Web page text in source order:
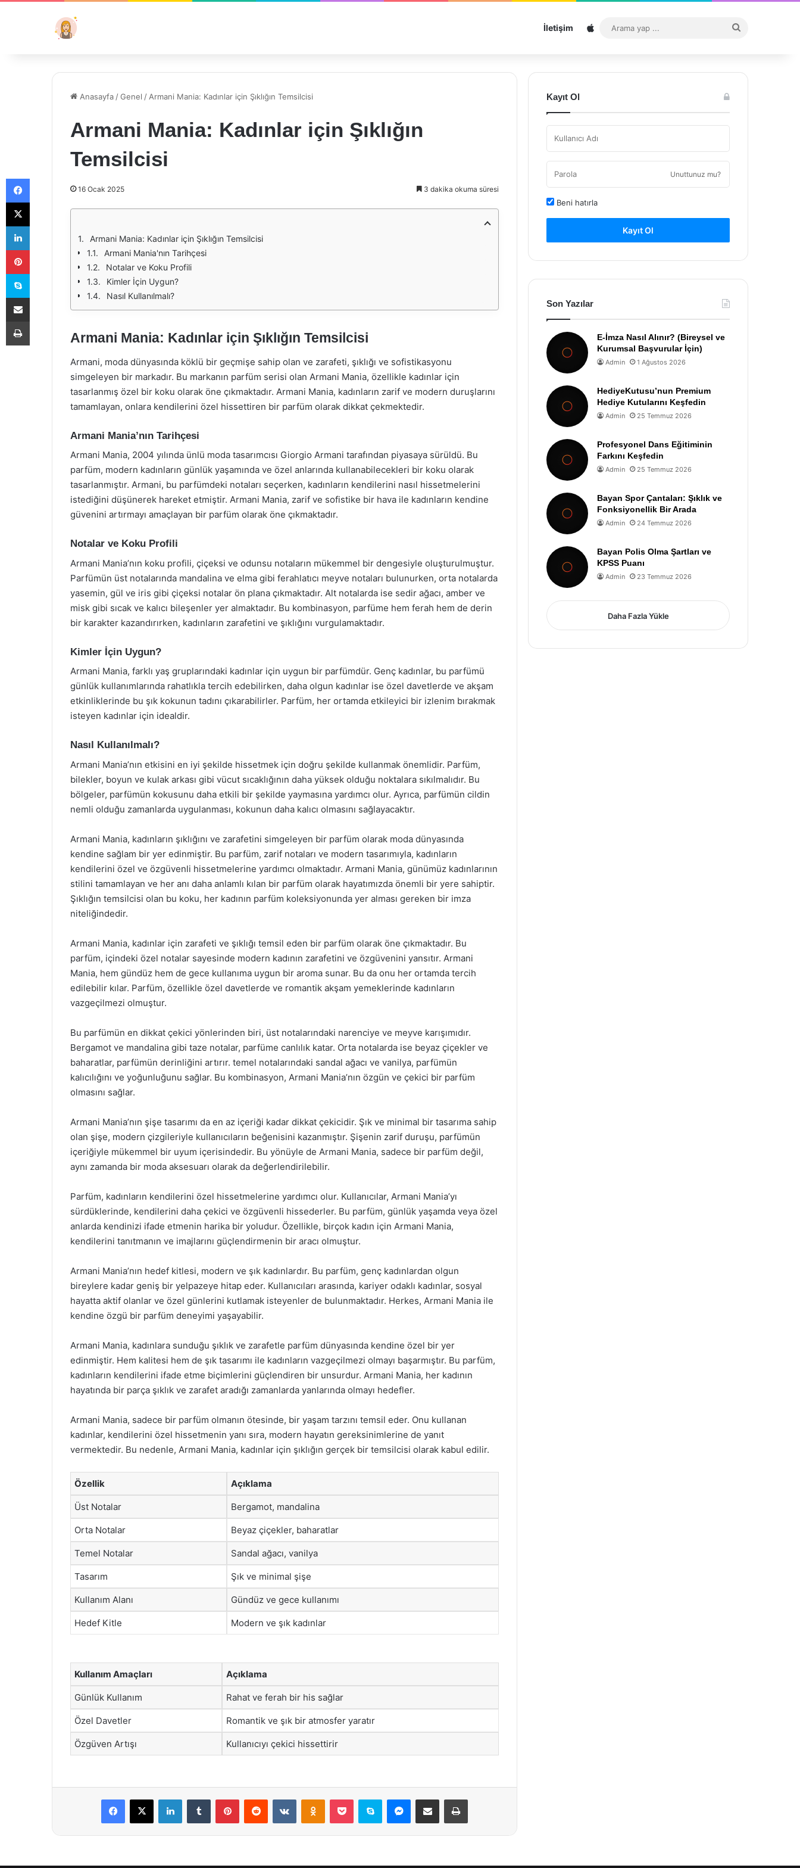
İletişim Sitemap
...
Anasayfa /Genel / Armani Mania: Kadınlar için Şıklığın Temsilcisi
Armani Mania: Kadınlar için Şıklığın
Temsilcisi
16 Ocak 2025 3 dakika okuma süresi
Armani Mania: Kadınlar için Şıklığın Temsilcisi
Armani Mania'nın Tarihçesi
Notalar ve Koku Profili
Kimler İçin Uygun?
Nasıl Kullanılmalı?
Armani Mania: Kadınlar için Şıklığın Temsilcisi
Armani, moda dünyasında köklü bir geçmişe sahip olan ve zarafeti, şıklığı ve sofistikasyonu
simgeleyen bir markadır. Bu markanın parfüm serisi olan Armani Mania, özellikle kadınlar için
tasarlanmış özel bir koku olarak öne çıkmaktadır. Armani Mania, kadınların zarif ve modern duruşlarını
tamamlayan, onlara kendilerini özel hissettiren bir parfüm olarak dikkat çekmektedir.
Armani Mania’nın Tarihçesi
Armani Mania, 2004 yılında ünlü moda tasarımcısı Giorgio Armani tarafından piyasaya sürüldü. Bu
parfüm, modern kadınların günlük yaşamında ve özel anlarında kullanabilecekleri bir koku olarak
tasarlanmıştır. Armani, bu parfümdeki notaları seçerken, kadınların kendilerini nasıl hissetmelerini
istediğini düşünerek hareket etmiştir. Armani Mania, zarif ve sofistike bir hava ile kadınların kendine
güvenini artırmayı amaçlayan bir parfüm olarak öne çıkmaktadır.
Notalar ve Koku Profili
Armani Mania’nın koku profili, çiçeksi ve odunsu notaların mükemmel bir dengesiyle oluşturulmuştur.
Parfümün üst notalarında mandalina ve elma gibi ferahlatıcı meyve notaları bulunurken, orta notalarda
yasemin, gül ve iris gibi çiçeksi notalar ön plana çıkmaktadır. Alt notalarda ise sedir ağacı, amber ve
misk gibi sıcak ve kalıcı bileşenler yer almaktadır. Bu kombinasyon, parfüme hem ferah hem de derin
bir karakter kazandırırken, kadınların zarafetini ve şıklığını vurgulamaktadır.
Kimler İçin Uygun?
Armani Mania, farklı yaş gruplarındaki kadınlar için uygun bir parfümdür. Genç kadınlar, bu parfümü
günlük kullanımlarında rahatlıkla tercih edebilirken, daha olgun kadınlar ise özel davetlerde ve akşam
etkinliklerinde bu şık kokunun tadını çıkarabilirler. Parfüm, her ortamda etkileyici bir izlenim bırakmak
isteyen kadınlar için idealdir.
Nasıl Kullanılmalı?
Armani Mania’nın etkisini en iyi şekilde hissetmek için doğru şekilde kullanmak önemlidir. Parfüm,
bilekler, boyun ve kulak arkası gibi vücut sıcaklığının daha yüksek olduğu noktalara sıkılmalıdır. Bu
bölgeler, parfümün kokusunu daha etkili bir şekilde yaymasına yardımcı olur. Ayrıca, parfümün cildin
nemli olduğu zamanlarda uygulanması, kokunun daha kalıcı olmasını sağlayacaktır.
Armani Mania, kadınların şıklığını ve zarafetini simgeleyen bir parfüm olarak moda dünyasında
kendine sağlam bir yer edinmiştir. Bu parfüm, zarif notaları ve modern tasarımıyla, kadınların
kendilerini özel ve özgüvenli hissetmelerine yardımcı olmaktadır. Armani Mania, günümüz kadınlarının
stilini tamamlayan ve her anı daha anlamlı kılan bir parfüm olarak hayatımızda önemli bir yere sahiptir.
Şıklığın temsilcisi olan bu koku, her kadının parfüm koleksiyonunda yer alması gereken bir imza
niteliğindedir.
Armani Mania, kadınlar için zarafeti ve şıklığı temsil eden bir parfüm olarak öne çıkmaktadır. Bu
parfüm, içindeki özel notalar sayesinde modern kadının zarafetini ve özgüvenini yansıtır. Armani
Mania, hem gündüz hem de gece kullanıma uygun bir aroma sunar. Bu da onu her ortamda tercih
edilebilir kılar. Parfüm, özellikle özel davetlerde ve romantik akşam yemeklerinde kadınların
vazgeçilmezi olmuştur.
Bu parfümün en dikkat çekici yönlerinden biri, üst notalarındaki narenciye ve meyve karışımıdır.
Bergamot ve mandalina gibi taze notalar, parfüme canlılık katar. Orta notalarda ise beyaz çiçekler ve
baharatlar, parfümün derinliğini artırır. temel notalarındaki sandal ağacı ve vanilya, parfümün
kalıcılığını ve yoğunluğunu sağlar. Bu kombinasyon, Armani Mania’nın özgün ve çekici bir parfüm
olmasını sağlar.
Armani Mania’nın şişe tasarımı da en az içeriği kadar dikkat çekicidir. Şık ve minimal bir tasarıma sahip
olan şişe, modern çizgileriyle kullanıcıların beğenisini kazanmıştır. Şişenin zarif duruşu, parfümün
içeriğiyle mükemmel bir uyum içerisindedir. Bu yönüyle de Armani Mania, sadece bir parfüm değil,
aynı zamanda bir moda aksesuarı olarak da değerlendirilebilir.
Parfüm, kadınların kendilerini özel hissetmelerine yardımcı olur. Kullanıcılar, Armani Mania’yı
sürdüklerinde, kendilerini daha çekici ve özgüvenli hissederler. Bu parfüm, günlük yaşamda veya özel
anlarda kendinizi ifade etmenin harika bir yoludur. Özellikle, birçok kadın için Armani Mania,
kendilerini tanıtmanın ve imajlarını güçlendirmenin bir aracı olmuştur.
Armani Mania’nın hedef kitlesi, modern ve şık kadınlardır. Bu parfüm, genç kadınlardan olgun
bireylere kadar geniş bir yelpazeye hitap eder. Kullanıcıları arasında, kariyer odaklı kadınlar, sosyal
hayatta aktif olanlar ve özel günlerini kutlamak isteyenler de bulunmaktadır. Herkes, Armani Mania ile
kendine özgü bir parfüm deneyimi yaşayabilir.
Armani Mania, kadınlara sunduğu şıklık ve zarafetle parfüm dünyasında kendine özel bir yer
edinmiştir. Hem kalitesi hem de şık tasarımı ile kadınların vazgeçilmezi olmayı başarmıştır. Bu parfüm,
kadınların kendilerini ifade etme biçimlerini güçlendiren bir unsurdur. Armani Mania, her kadının
hayatında bir parça şıklık ve zarafet aradığı zamanlarda yanlarında olmayı hedefler.
Armani Mania, sadece bir parfüm olmanın ötesinde, bir yaşam tarzını temsil eder. Onu kullanan
kadınlar, kendilerini özel hissetmenin yanı sıra, modern hayatın gereksinimlerine de yanıt
vermektedir. Bu nedenle, Armani Mania, kadınlar için şıklığın gerçek bir temsilcisi olarak kabul edilir.
Özellik Açıklama
Üst Notalar Bergamot, mandalina
Orta Notalar Beyaz çiçekler, baharatlar
Temel Notalar Sandal ağacı, vanilya
Tasarım Şık ve minimal şişe
Kullanım Alanı Gündüz ve gece kullanımı
Hedef Kitle Modern ve şık kadınlar
Kullanım Amaçları Açıklama
Günlük Kullanım Rahat ve ferah bir his sağlar
Özel Davetler Romantik ve şık bir atmosfer yaratır
Özgüven Artışı Kullanıcıyı çekici hissettirir
Facebook
X LinkedInTumblr PinterestReddit VKontakteOdnoklassniki
Pocket Skype Messenger
E-Posta ile paylaş Yazdır
Kayıt Ol
Unuttunuz mu?
Beni hatırla
Kayıt Ol
Son Yazılar
E-İmza Nasıl Alınır? (Bireysel ve
Kurumsal Başvurular İçin)
Admin 1 Ağustos 2026
HediyeKutusu’nun Premium
Hediye Kutularını Keşfedin
Admin 25 Temmuz 2026
Profesyonel Dans Eğitiminin
Farkını Keşfedin
Admin 25 Temmuz 2026
Bayan Spor Çantaları: Şıklık ve
Fonksiyonellik Bir Arada
Admin 24 Temmuz 2026
Bayan Polis Olma Şartları ve
KPSS Puanı
Admin 23 Temmuz 2026
Daha Fazla Yükle
Facebook
X
LinkedIn
Pinterest
Skype
E-Posta ile paylaş